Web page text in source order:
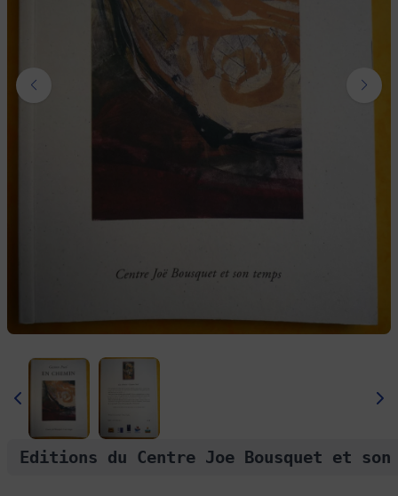
Editions du Centre Joe Bousquet et son